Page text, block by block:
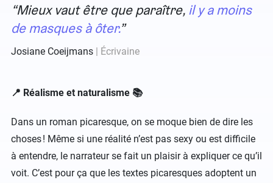
Mieux vaut être que paraître, il y a moins
de masques à ôter.
Josiane Coeijmans Écrivaine
📍 Réalisme et naturalisme 📚
Dans un roman picaresque, on se moque bien de dire les
choses ! Même si une réalité n’est pas sexy ou est difficile
à entendre, le narrateur se fait un plaisir à expliquer ce qu’il
voit. C’est pour ça que les textes picaresques adoptent un